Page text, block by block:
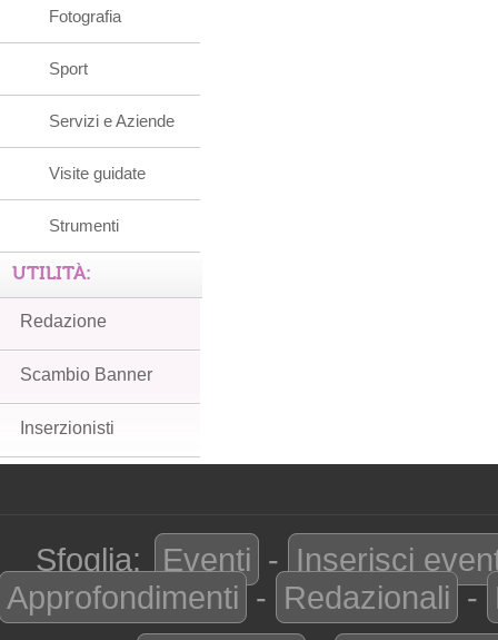
Fotografia
Sport
Servizi e Aziende
Visite guidate
Strumenti
UTILITÀ:
Redazione
Scambio Banner
Inserzionisti
Sfoglia: Eventi - Inserisci
Approfondimenti - Redazionali -